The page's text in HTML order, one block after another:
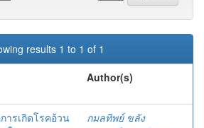
results 1 to 1 of 1
Author(s)
ารเกิดโรคอ้วน
กมลทิพย์ ขลัง